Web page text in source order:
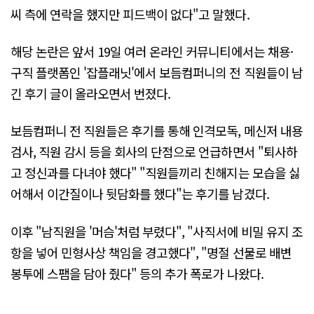
씨 측에 연락을 했지만 피드백이 없다"고 말했다.
해당 논란은 앞서 19일 여러 온라인 커뮤니티에서는 채용·
구직 플랫폼인 '잡플래닛'에서 보듬컴퍼니의 전 직원들이 남
긴 후기 글이 올라오면서 번졌다.
보듬컴퍼니 전 직원들은 후기를 통해 인격모독, 메신저 내용
검사, 직원 감시 등을 회사의 단점으로 언급하면서 "퇴사하
고 정신과를 다녀야 했다" "직원들끼리 친해지는 모습을 싫
어해서 이간질이나 뒷담화를 했다"는 후기를 남겼다.
이후 "남직원을 '머슴'처럼 부렸다", "사직서에 비밀 유지 조
항을 넣어 민형사상 책임을 경고했다", "명절 선물로 배변
봉투에 스팸을 담아 줬다" 등의 추가 폭로가 나왔다.